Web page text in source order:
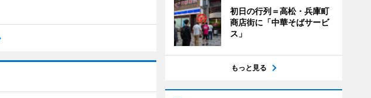
初日の行列＝高松・兵庫町
商店街に「中華そばサービ
ス」
もっと見る